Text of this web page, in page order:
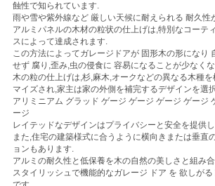
な
さ
い
ニ
ュ
ー
蝕性で知られています.
雨や雪や紫外線など 厳しい天候に耐えられる 耐久性
アルミパネルの木材の粒状の仕上げは,特別なコーテ
スによって達成されます.
この方法によってガレージドアが 固形木の形になり
せず 腐り,歪み,虫の侵食に 容易になることが少なく
木の粒の仕上げは,杉,麻木,オークなどの異なる木種
マイズされ,家主は家の外側を補完するデザインを選
アリミニアム グラッド ゲージ ゲージ ゲージ ゲージ
ージ
レイテッドなデザインはプライバシーと安全を提供
また,住宅の建築様式に合うように横向きまたは垂直
ョンもあります.
アルミの耐久性と低保養を木の自然の美しさと組み
スタイリッシュで機能的なガレージ ドア を 欲しが